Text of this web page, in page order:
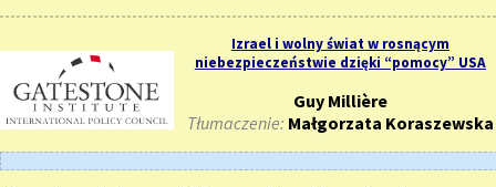
Izrael i wolny świat w rosnącym
niebezpieczeństwie dzięki “pomocy” USA
Guy Millière
Tłumaczenie: Małgorzata Koraszewska